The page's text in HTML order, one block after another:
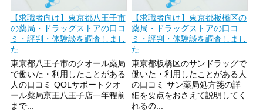
【求職者向け】東京都八王子市
の薬局・ドラッグストアの口コ
ミ・評判・体験談を調査しまし
た
東京都八王子市のクオール薬局
で働いた・利用したことがある
人の口コミ QOLサポートクオ
ール薬局京王八王子店一年程前
まで...
【求職者向け】東京都板橋区の
薬局・ドラッグストアの口コ
ミ・評判・体験談を調査しまし
た
東京都板橋区のサンドラッグで
働いた・利用したことがある人
の口コミ サン薬局処方箋の詳
細を要点をおさえて説明してく
れるの...